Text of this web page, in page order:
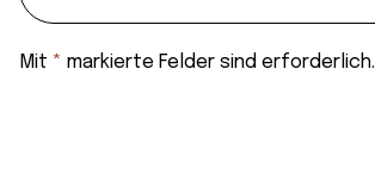
Mit * markierte Felder sind erforderlich.